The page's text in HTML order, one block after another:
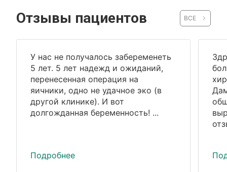
Отзывы пациентов ВСЕ
У нас не получалось забеременеть
5 лет. 5 лет надежд и ожиданий,
перенесенная операция на
яичники, одно не удачное эко (в
другой клинике). И вот
долгожданная беременность! ...
Подробнее